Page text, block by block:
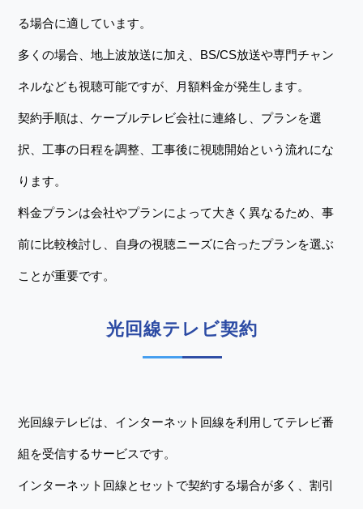
る場合に適しています。
多くの場合、地上波放送に加え、BS/CS放送や専門チャン
ネルなども視聴可能ですが、月額料金が発生します。
契約手順は、ケーブルテレビ会社に連絡し、プランを選
択、工事の日程を調整、工事後に視聴開始という流れにな
ります。
料金プランは会社やプランによって大きく異なるため、事
前に比較検討し、自身の視聴ニーズに合ったプランを選ぶ
ことが重要です。
光回線テレビ契約
光回線テレビは、インターネット回線を利用してテレビ番
組を受信するサービスです。
インターネット回線とセットで契約する場合が多く、割引